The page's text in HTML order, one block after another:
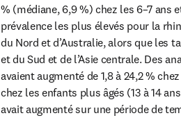
% (médiane, 6,9 %) chez les 6–7 ans
prévalence les plus élevés pour la
du Nord et d’Australie, alors que les
et du Sud et de l’Asie centrale. Des
avaient augmenté de 1,8 à 24,2 %
chez les enfants plus âgés (13 à 14
avait augmenté sur une période de